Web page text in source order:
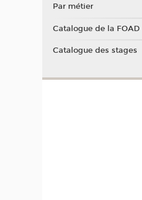
Par métier
Catalogue de la FOAD
Catalogue des stages